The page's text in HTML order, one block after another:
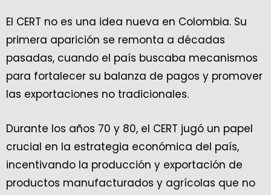
El CERT no es una idea nueva en Colombia. Su
primera aparición se remonta a décadas
pasadas, cuando el país buscaba mecanismos
para fortalecer su balanza de pagos y promover
las exportaciones no tradicionales.
Durante los años 70 y 80, el CERT jugó un papel
crucial en la estrategia económica del país,
incentivando la producción y exportación de
productos manufacturados y agrícolas que no